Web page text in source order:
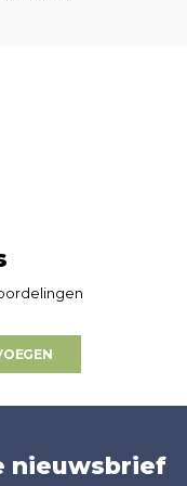
nieuwsbrief